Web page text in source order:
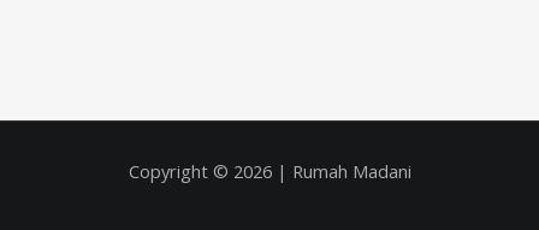
Copyright © 2026 | Rumah Madani